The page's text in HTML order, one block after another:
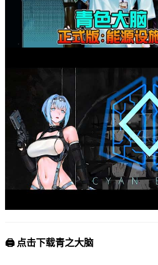
🖨️ 点击下载青之大脑